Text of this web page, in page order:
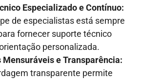
Especializado e Contínuo:
de especialistas está sempre
fornecer suporte técnico
personalizada.
Mensuráveis e Transparência:
transparente permite